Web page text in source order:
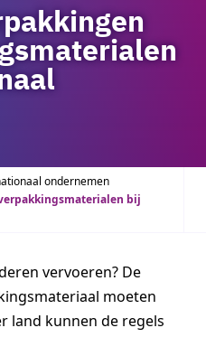
ondernemen
bij
vervoeren? De
moeten
land kunnen de regels